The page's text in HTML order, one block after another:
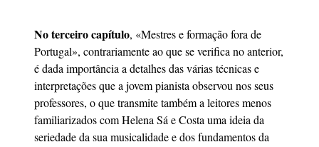
No terceiro capítulo, «Mestres e formação fora de
Portugal», contrariamente ao que se verifica no anterior,
é dada importância a detalhes das várias técnicas e
interpretações que a jovem pianista observou nos seus
professores, o que transmite também a leitores menos
familiarizados com Helena Sá e Costa uma ideia da
seriedade da sua musicalidade e dos fundamentos da